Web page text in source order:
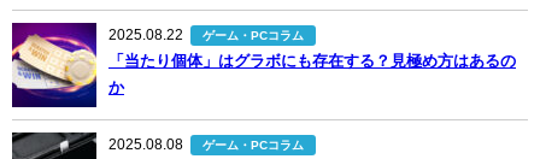
2025.08.22 ゲーム・PCコラム
「当たり個体」はグラボにも存在する？見極め方はあるの
か
2025.08.08 ゲーム・PCコラム